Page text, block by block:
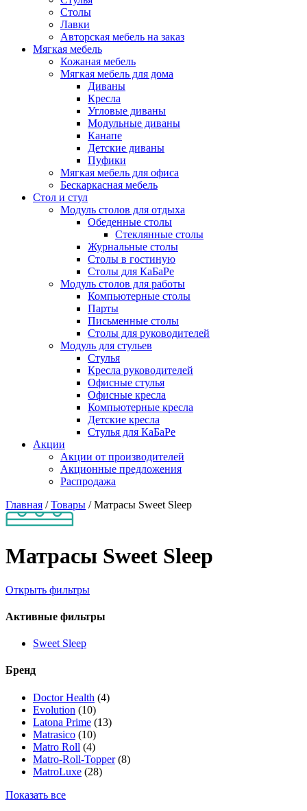
Столы
Лавки
Авторская мебель на заказ
Мягкая мебель
Кожаная мебель
Мягкая мебель для дома
Диваны
Кресла
Угловые диваны
Модульные диваны
Канапе
Детские диваны
Пуфики
Мягкая мебель для офиса
Бескаркасная мебель
Стол и стул
Модуль столов для отдыха
Обеденные столы
Стеклянные столы
Журнальные столы
Столы в гостиную
Столы для КаБаРе
Модуль столов для работы
Компьютерные столы
Парты
Письменные столы
Столы для руководителей
Модуль для стульев
Стулья
Кресла руководителей
Офисные стулья
Офисные кресла
Компьютерные кресла
Детские кресла
Стулья для КаБаРе
Акции
Акции от производителей
Акционные предложения
Распродажа
Главная /Товары /Матрасы Sweet Sleep
Матрасы Sweet Sleep
Открыть фильтры
Активные фильтры
Sweet Sleep
Бренд
Doctor Health (4)
Evolution (10)
Latona Prime (13)
Matrasico (10)
Matro Roll (4)
Matro-Roll-Topper (8)
MatroLuxe (28)
Показать все